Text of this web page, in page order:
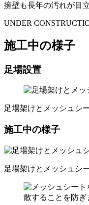
擁壁も長年の汚れが目
UNDER
施工中の様子
足場設置
足場架けとメッシュシ
施工中の様子
足場架けとメッシュシ